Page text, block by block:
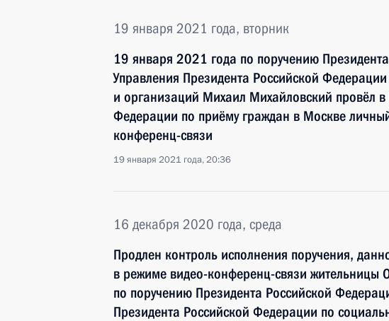
19 января 2021 года, вторник
19 января 2021 года по поручению
Управления Президента Российской
и организаций Михаил Михайловский провёл
Федерации по приёму граждан в Москве
конференц-связи
19 января 2021 года, 20:36
16 декабря 2020 года, среда
Продлен контроль исполнения поручения,
в режиме видео-конференц-связи жительницы
по поручению Президента Российской
Президента Российской Федерации по